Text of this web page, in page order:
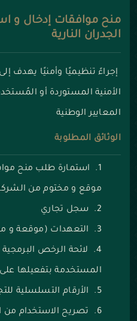
منح موافقات إدخال و
الجدران النارية
إجراءً تنظيميًا وأمنيًا يهدف
الأمنية المستوردة أو
المعايير الوطنية
الوثائق المطلوبة
استمارة طلب منح
موقع و مختوم من
سجل تجاري
التعهدات (موقعة و
لائحة الرخص
المستخدمة بتفعيلها على
الأرقام التسلسلية
تصريح الاستخدام من